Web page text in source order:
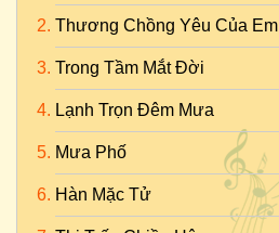
Thương Chồng Yêu Của Em
Trong Tầm Mắt Đời
Lạnh Trọn Đêm Mưa
Mưa Phố
Hàn Mặc Tử